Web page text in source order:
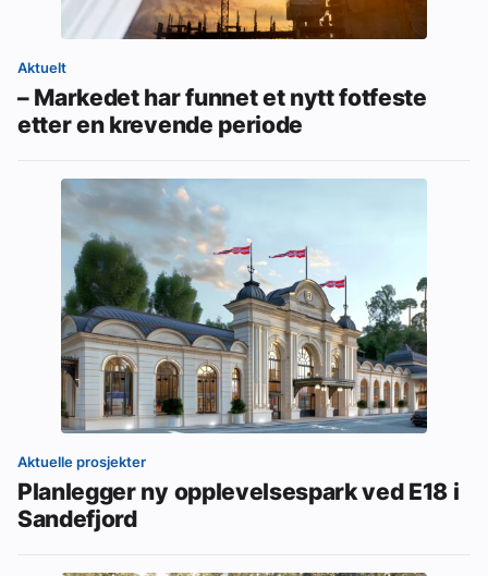
Aktuelt
– Markedet har funnet et nytt fotfeste
etter en krevende periode
Aktuelle prosjekter
Planlegger ny opplevelsespark ved E18 i
Sandefjord